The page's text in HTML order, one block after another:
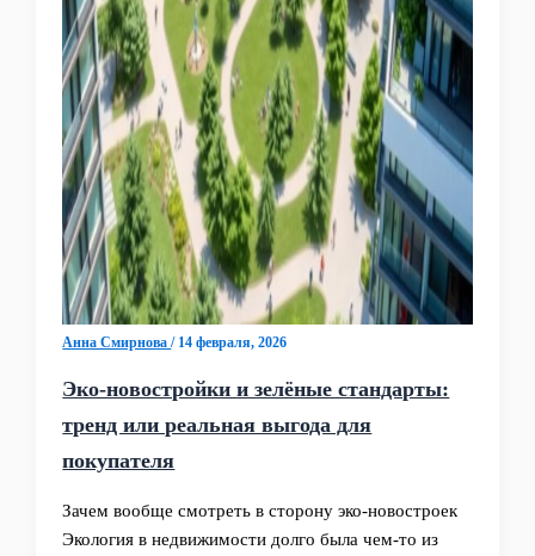
Анна Смирнова/ 14 февраля, 2026
Эко-новостройки и зелёные стандарты:
тренд или реальная выгода для
покупателя
Зачем вообще смотреть в сторону эко‑новостроек
Экология в недвижимости долго была чем‑то из